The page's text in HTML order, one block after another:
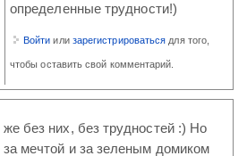
определенные трудности!)
Войти или зарегистрироваться для того,
чтобы оставить свой комментарий.
же без них, без трудностей :) Но
за мечтой и за зеленым домиком